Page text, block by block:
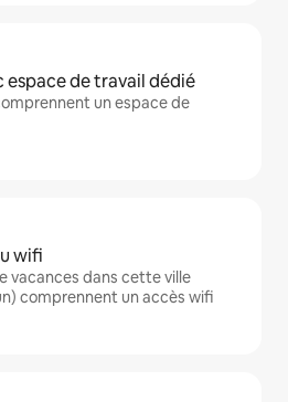
espace de travail dédié
un espace de
wifi
vacances dans cette ville
comprennent un accès wifi